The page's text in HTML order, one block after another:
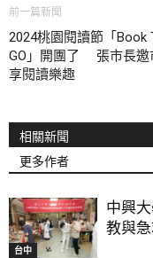
前一篇新聞
2024桃園閱讀節「Book
GO」開團了 張市長邀
享閱讀樂趣
相關新聞
更多作者
台中
中興
教與